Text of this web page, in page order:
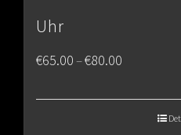
Uhr
€65.00–€80.00